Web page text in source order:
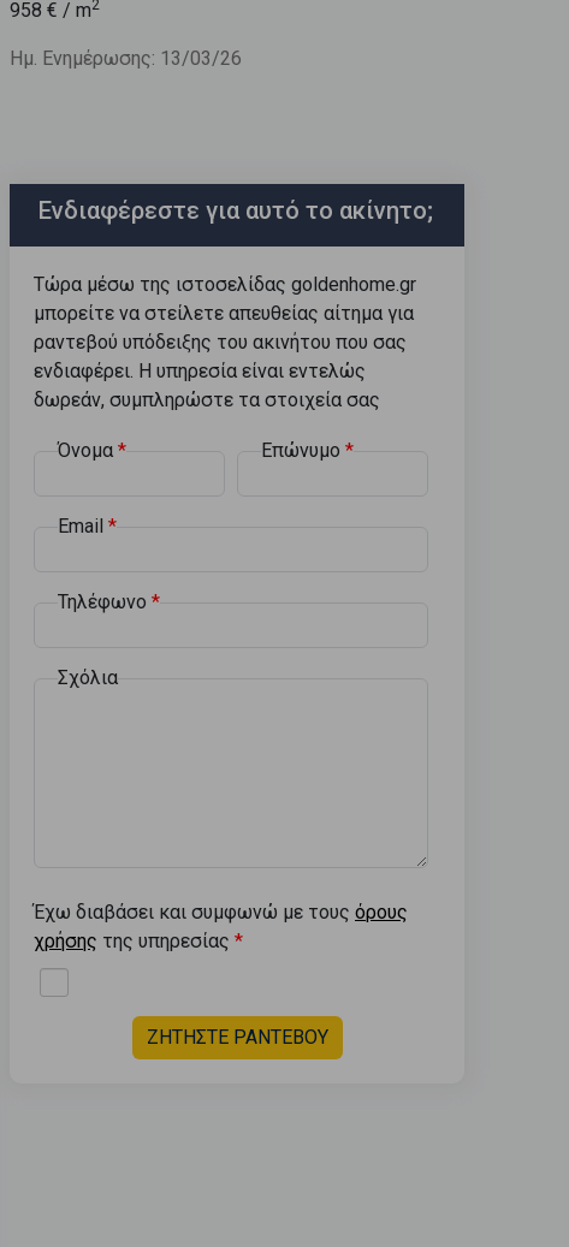
958 € / m2
Ημ. Ενημέρωσης: 13/03/26
Ενδιαφέρεστε για αυτό το ακίνητο;
Τώρα μέσω της ιστοσελίδας goldenhome.gr
μπορείτε να στείλετε απευθείας αίτημα για
ραντεβού υπόδειξης του ακινήτου που σας
ενδιαφέρει. Η υπηρεσία είναι εντελώς
δωρεάν, συμπληρώστε τα στοιχεία σας
Όνομα Επώνυμο
Email
Τηλέφωνο
Σχόλια
Έχω διαβάσει και συμφωνώ με τους όρους
χρήσης της υπηρεσίας
ΖΗΤΗΣΤΕ ΡΑΝΤΕΒΟΥ